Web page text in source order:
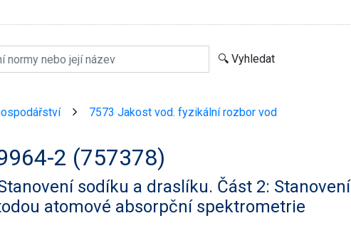
7573 Jakost vod. fyzikální rozbor vod
2 (757378)
sodíku a draslíku. Část 2: Stanovení
atomové absorpční spektrometrie